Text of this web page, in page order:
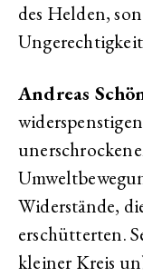
des Helden,
Andreas
Widerstände,
erschütterten.
kleiner Kreis